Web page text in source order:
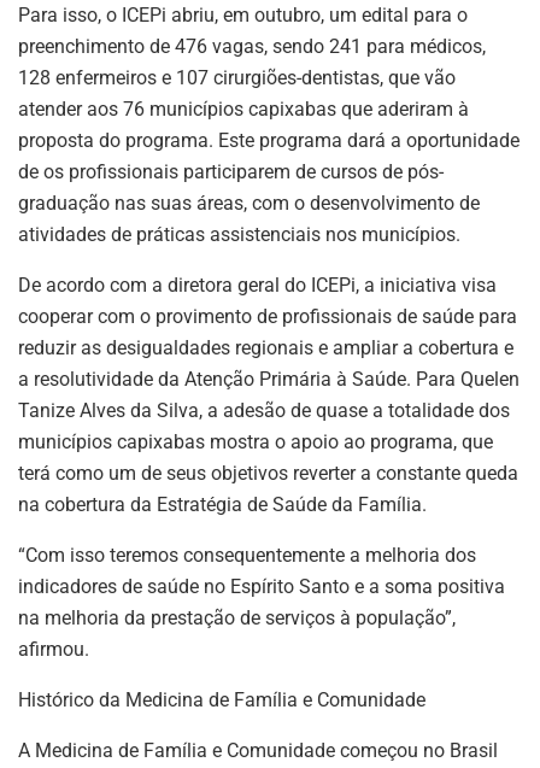
Para isso, o ICEPi abriu, em outubro, um edital para o
preenchimento de 476 vagas, sendo 241 para médicos,
128 enfermeiros e 107 cirurgiões-dentistas, que vão
atender aos 76 municípios capixabas que aderiram à
proposta do programa. Este programa dará a oportunidade
de os profissionais participarem de cursos de pós-
graduação nas suas áreas, com o desenvolvimento de
atividades de práticas assistenciais nos municípios.
De acordo com a diretora geral do ICEPi, a iniciativa visa
cooperar com o provimento de profissionais de saúde para
reduzir as desigualdades regionais e ampliar a cobertura e
a resolutividade da Atenção Primária à Saúde. Para Quelen
Tanize Alves da Silva, a adesão de quase a totalidade dos
municípios capixabas mostra o apoio ao programa, que
terá como um de seus objetivos reverter a constante queda
na cobertura da Estratégia de Saúde da Família.
“Com isso teremos consequentemente a melhoria dos
indicadores de saúde no Espírito Santo e a soma positiva
na melhoria da prestação de serviços à população”,
afirmou.
Histórico da Medicina de Família e Comunidade
A Medicina de Família e Comunidade começou no Brasil